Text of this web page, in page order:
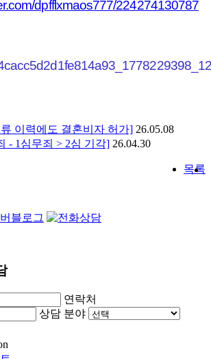
dpfflxmaos777/224274130787
이력에도 결혼비자 허가] 26.05.08
- 1심무죄 > 2심 기각] 26.04.30
목록
연락처
상담 분야